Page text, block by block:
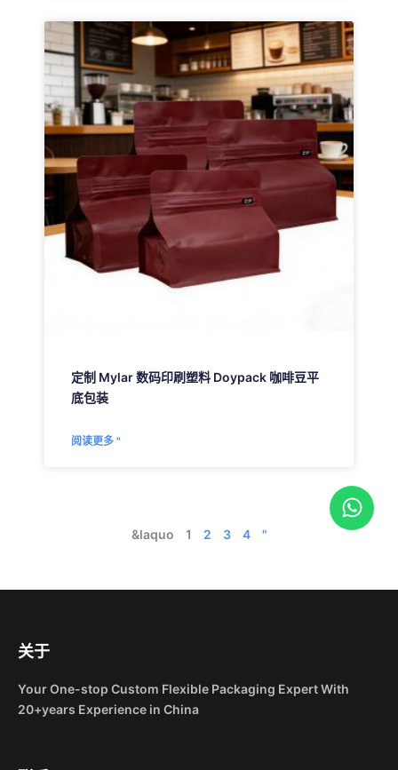
定制 Mylar 数码印刷塑料 Doypack 咖啡豆平
底包装
阅读更多 "
&laquo 1 2 3 4 "
W
h
s
关于
Your One-stop Custom Flexible Packaging Expert With
20+years Experience in China